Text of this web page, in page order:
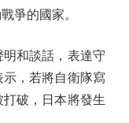
爭的國家。
和談話，表達守
，若將自衛隊寫
破，日本將發生